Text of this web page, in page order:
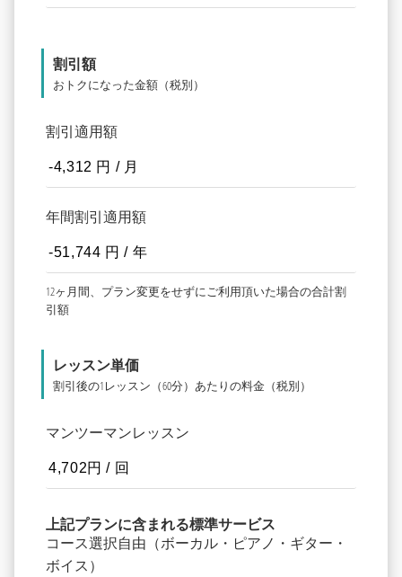
割引額
おトクになった金額（税別）
割引適用額
年間割引適用額
12ヶ月間、プラン変更をせずにご利用頂いた場合の合計割
引額
レッスン単価
割引後の1レッスン（60分）あたりの料金（税別）
マンツーマンレッスン
上記プランに含まれる標準サービス
コース選択自由（ボーカル・ピアノ・ギター・
ボイス）